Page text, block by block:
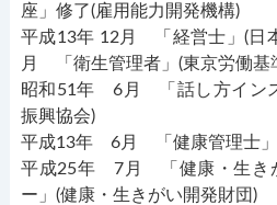
座」修了(雇用能力開発機構)
平成13年 12月 「経営士」(日
月 「衛生管理者」(東京労働基
昭和51年 6月 「話し方イン
振興協会)
平成13年 6月 「健康管理士」
平成25年 7月 「健康・生き
ー」(健康・生きがい開発財団)